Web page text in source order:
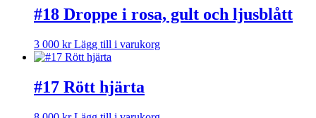
#18 Droppe i rosa, gult och ljusblått
3 000 kr Lägg till i varukorg
#17 Rött hjärta